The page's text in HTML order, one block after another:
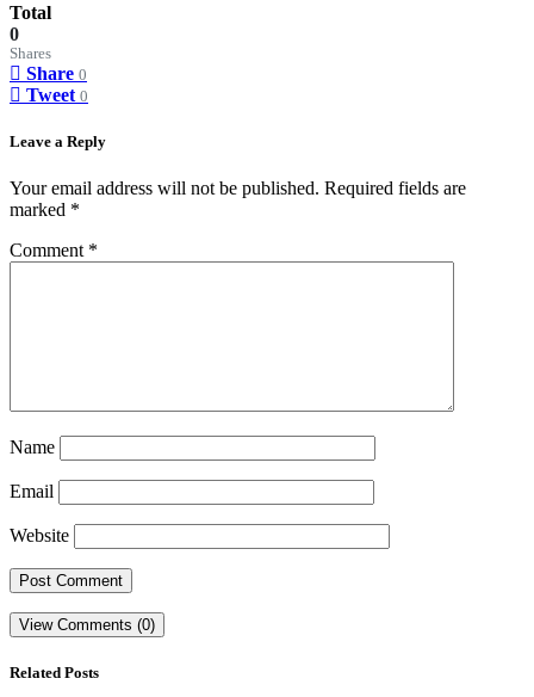
Total
0
Shares
Share 0
Tweet 0
Leave a Reply
Your email address will not be published. Required fields are
marked *
Comment *
Name
Email
Website
View Comments (0)
Related Posts